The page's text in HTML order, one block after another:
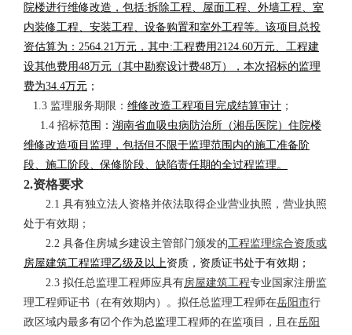
院楼进行维修改造，包括:拆除工程、屋面工程、外墙工程、室
内装修工程、安装工程、设备购置和室外工程等。该项目总投
资估算为：2564.21万元，其中:工程费用2124.60万元、工程建
设其他费用48万元（其中勘察设计费48万）
，本次招标的监理
费为34.4万元 ；
1.3 监理服务期限： 维修改造工程项目完成结算审计 ；
1.4 招标范围： 湖南省血吸虫病防治所（湘岳医院）住院楼
维修改造项目监理，包括但不限于监理范围内的施工准备阶
段、施工阶段、保修阶段、缺陷责任期的全过程监理。
2.资格要求
2.1 具有独立法人资格并依法取得企业营业执照，营业执照
处于有效期；
2.2 具备住房城乡建设主管部门颁发的工程监理综合资质或
房屋建筑工程监理乙级及以上资质，资质证书处于有效期；
2.3 拟任总监理工程师应具有房屋建筑工程专业国家注册监
理工程师证书（在有效期内）。拟任总监理工程师在岳阳市行
政区域内最多有☑个作为总监理工程师的在监项目，且在岳阳